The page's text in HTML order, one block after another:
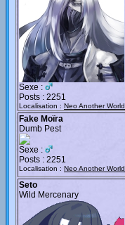
Sexe :
Posts : 2251
Localisation : Neo Another World
Fake Moïra
Dumb Pest
Sexe :
Posts : 2251
Localisation : Neo Another World
Seto
Wild Mercenary